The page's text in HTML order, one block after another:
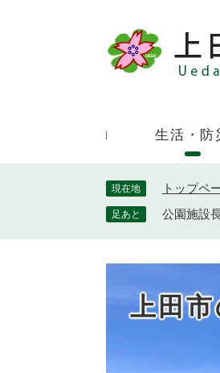
。
生活・防
現在地 トップペ
足あと 公園施設
上田市